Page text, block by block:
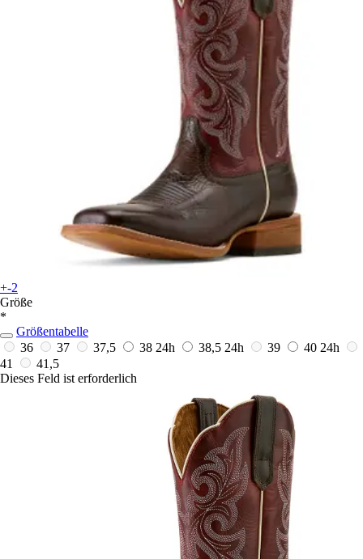
+-2
Größe
*
Größentabelle
36
37 37,5 38 24h 38,5 24h 39 40 24h
41
41,5
Dieses Feld ist erforderlich